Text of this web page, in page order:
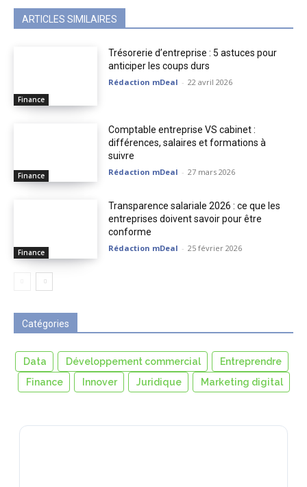
ARTICLES SIMILAIRES
Finance
Trésorerie d’entreprise : 5 astuces pour
anticiper les coups durs
Rédaction mDeal - 22 avril 2026
Finance
Comptable entreprise VS cabinet :
différences, salaires et formations à
suivre
Rédaction mDeal - 27 mars 2026
Finance
Transparence salariale 2026 : ce que les
entreprises doivent savoir pour être
conforme
Rédaction mDeal - 25 février 2026
Catégories
Data Développement commercial
Entreprendre
Finance
Innover Juridique Marketing digital